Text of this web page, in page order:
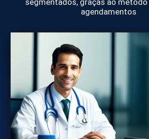
agendamentos